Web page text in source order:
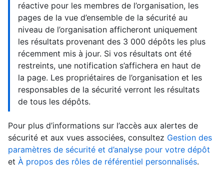
réactive pour les membres de l’organisation, les
pages de la vue d’ensemble de la sécurité au
niveau de l’organisation afficheront uniquement
les résultats provenant des 3 000 dépôts les plus
récemment mis à jour. Si vos résultats ont été
restreints, une notification s’affichera en haut de
la page. Les propriétaires de l’organisation et les
responsables de la sécurité verront les résultats
de tous les dépôts.
Pour plus d’informations sur l’accès aux alertes de
sécurité et aux vues associées, consultez Gestion des
paramètres de sécurité et d’analyse pour votre dépôt
et À propos des rôles de référentiel personnalisés.